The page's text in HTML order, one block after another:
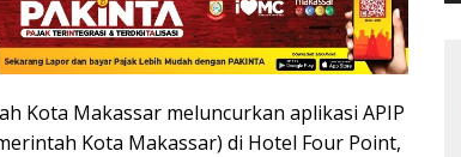
Kota Makassar meluncurkan aplikasi APIP
Kota Makassar) di Hotel Four Point,